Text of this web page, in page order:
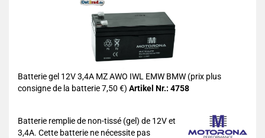
Batterie gel 12V 3,4A MZ AWO IWL EMW BMW (prix plus
consigne de la batterie 7,50 €) Artikel Nr.: 4758
Batterie remplie de non-tissé (gel) de 12V et
3,4A. Cette batterie ne nécessite pas